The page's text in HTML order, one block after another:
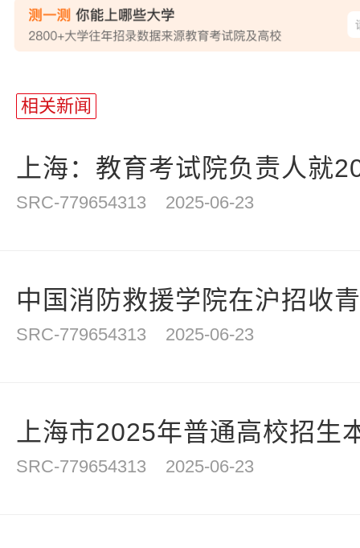
相关新闻
上海：教育考试院负责人就
SRC-779654313 2025-06-23
中国消防救援学院在沪招收
SRC-779654313 2025-06-23
上海市2025年普通高校招生
SRC-779654313 2025-06-23